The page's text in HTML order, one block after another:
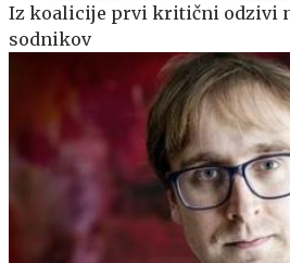
Iz koalicije prvi kritični odzivi
sodnikov